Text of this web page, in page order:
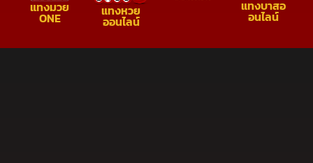
แทงมวย
ONE แทงหวย
ออนไลน์
แทงบาสอ
อนไลน์